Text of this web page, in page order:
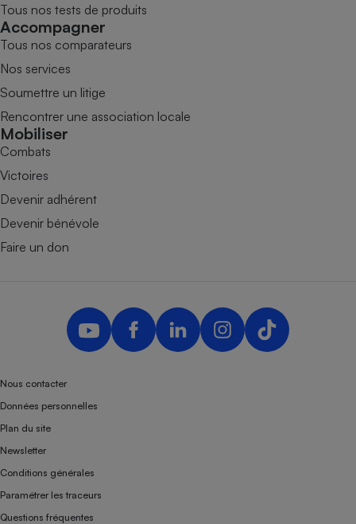
Tous nos tests de produits
Accompagner
Tous nos comparateurs
Nos services
Soumettre un litige
Rencontrer une association locale
Mobiliser
Combats
Victoires
Devenir adhérent
Devenir bénévole
Faire un don
Nous contacter
Données personnelles
Plan du site
Newsletter
Conditions générales
Paramétrer les traceurs
Questions fréquentes